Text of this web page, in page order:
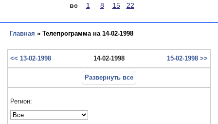
вс
1 8 15 22
Главная » Телепрограмма на 14-02-1998
<< 13-02-1998 14-02-1998 15-02-1998 >>
Развернуть все
Регион: